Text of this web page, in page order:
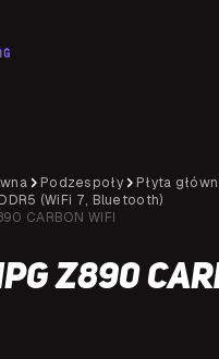
Podzespoły
Płyta
(WiFi 7, Bluetooth)
CARBON WIFI
Z890